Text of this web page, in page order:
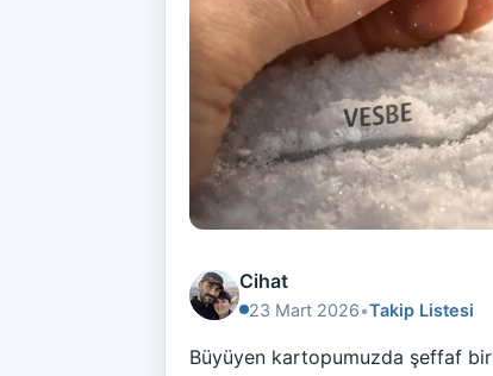
Cihat
23 Mart 2026•Takip Listesi
Büyüyen kartopumuzda şeffaf bir